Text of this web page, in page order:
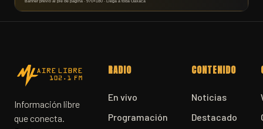
Información libre
que conecta.
RADIO
En vivo
Programación
CONTENIDO
Noticias
Destacado